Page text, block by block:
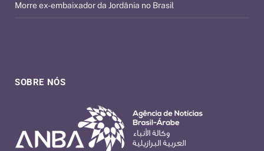
SOBRE NÓS
Morre ex-embaixador da Jordânia no Brasil